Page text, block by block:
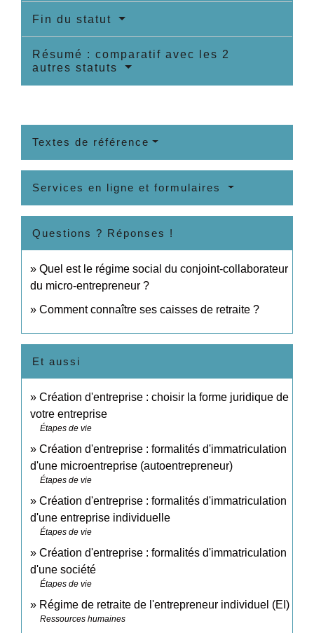
Fin du statut
Résumé : comparatif avec les 2
autres statuts
Textes de référence
Services en ligne et formulaires
Questions ? Réponses !
Quel est le régime social du conjoint-collaborateur
du micro-entrepreneur ?
Comment connaître ses caisses de retraite ?
Et aussi
Création d'entreprise : choisir la forme juridique de
votre entreprise
Étapes de vie
Création d'entreprise : formalités d'immatriculation
d'une microentreprise (autoentrepreneur)
Étapes de vie
Création d'entreprise : formalités d'immatriculation
d'une entreprise individuelle
Étapes de vie
Création d'entreprise : formalités d'immatriculation
d'une société
Étapes de vie
Régime de retraite de l'entrepreneur individuel (EI)
Ressources humaines